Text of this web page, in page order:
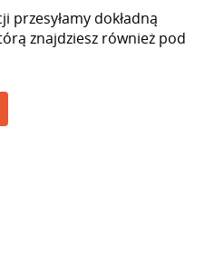
przesyłamy dokładną
znajdziesz również pod